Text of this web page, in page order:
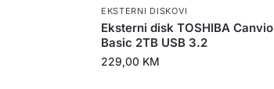
EKSTERNI DISKOVI
Eksterni disk TOSHIBA Canvio
Basic 2TB USB 3.2
229,00 KM